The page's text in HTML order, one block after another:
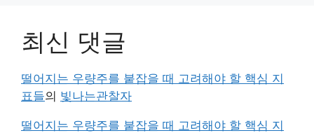
최신 댓글
떨어지는 우량주를 붙잡을 때 고려해야 할 핵심 지
표들의 빛나는관찰자
떨어지는 우량주를 붙잡을 때 고려해야 할 핵심 지